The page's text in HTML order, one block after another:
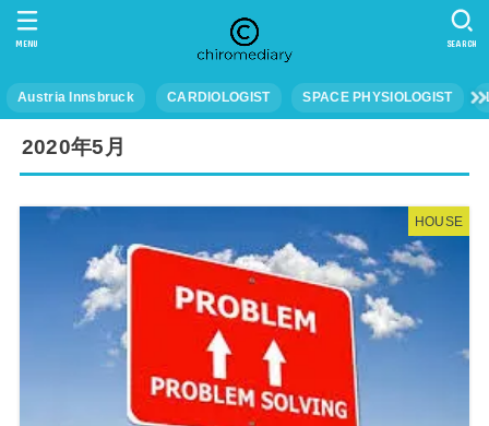
Austria Innsbruck CARDIOLOGIST SPACE PHYSIOLOGIST
SEARCH
MENU
2020年5月
HOUSE